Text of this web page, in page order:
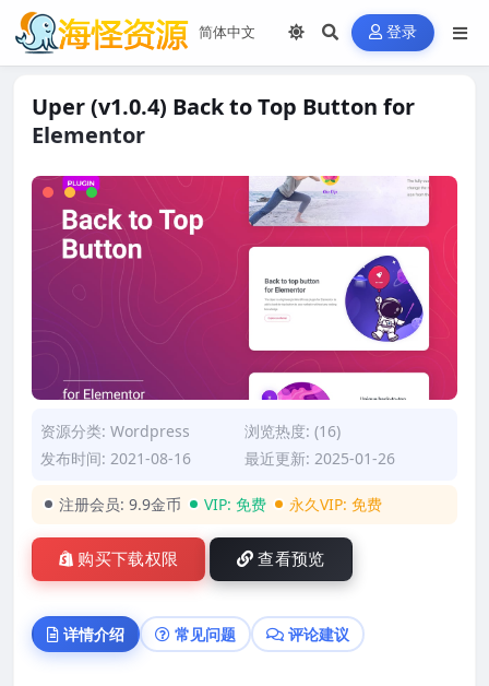
登录
Uper (v1.0.4) Back to Top Button for
Elementor
资源分类: Wordpress
浏览热度: (16)
发布时间: 2021-08-16
最近更新: 2025-01-26
注册会员: 9.9金币 VIP: 免费 永久VIP: 免费
购买下载权限 查看预览
详情介绍 常见问题 评论建议